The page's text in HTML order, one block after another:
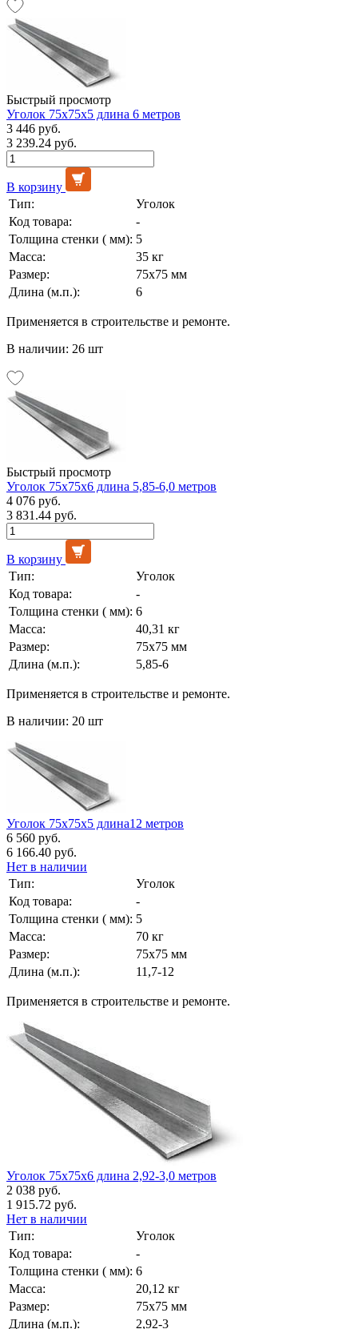
Быстрый просмотр
Уголок 75х75х5 длина 6 метров
3 446 руб.
3 239.24 руб.
В корзину
Тип:
Уголок
Код товара:
-
Толщина стенки ( мм): 5
Масса:
35 кг
Размер:
75х75 мм
Длина (м.п.):
6
Применяется в строительстве и ремонте.
В наличии: 26 шт
Быстрый просмотр
Уголок 75х75х6 длина 5,85-6,0 метров
4 076 руб.
3 831.44 руб.
В корзину
Тип:
Уголок
Код товара:
-
Толщина стенки ( мм): 6
Масса:
40,31 кг
Размер:
75х75 мм
Длина (м.п.):
5,85-6
Применяется в строительстве и ремонте.
В наличии: 20 шт
Уголок 75х75х5 длина12 метров
6 560 руб.
6 166.40 руб.
Нет в наличии
Тип:
Уголок
Код товара:
-
Толщина стенки ( мм): 5
Масса:
70 кг
Размер:
75х75 мм
Длина (м.п.):
11,7-12
Применяется в строительстве и ремонте.
Уголок 75х75х6 длина 2,92-3,0 метров
2 038 руб.
1 915.72 руб.
Нет в наличии
Тип:
Уголок
Код товара:
-
Толщина стенки ( мм): 6
Масса:
20,12 кг
Размер:
75х75 мм
Длина (м.п.):
2,92-3